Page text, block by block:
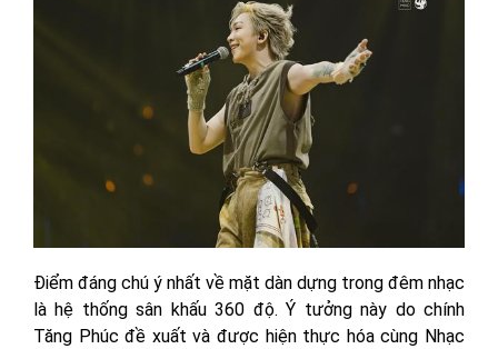
Điểm đáng chú ý nhất về mặt dàn dựng trong đêm nhạc
là hệ thống sân khấu 360 độ. Ý tưởng này do chính
Tăng Phúc đề xuất và được hiện thực hóa cùng Nhạc